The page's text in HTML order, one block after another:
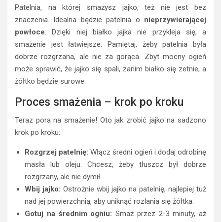
Patelnia, na której smażysz jajko, też nie jest bez
znaczenia. Idealna będzie patelnia o nieprzywierającej
powłoce. Dzięki niej białko jajka nie przykleja się, a
smażenie jest łatwiejsze. Pamiętaj, żeby patelnia była
dobrze rozgrzana, ale nie za gorąca. Zbyt mocny ogień
może sprawić, że jajko się spali, zanim białko się zetnie, a
żółtko będzie surowe.
Proces smażenia – krok po kroku
Teraz pora na smażenie! Oto jak zrobić jajko na sadzono
krok po kroku:
Rozgrzej patelnię: Włącz średni ogień i dodaj odrobinę
masła lub oleju. Chcesz, żeby tłuszcz był dobrze
rozgrzany, ale nie dymił.
Wbij jajko: Ostrożnie wbij jajko na patelnię, najlepiej tuż
nad jej powierzchnią, aby uniknąć rozlania się żółtka.
Gotuj na średnim ogniu: Smaż przez 2-3 minuty, aż